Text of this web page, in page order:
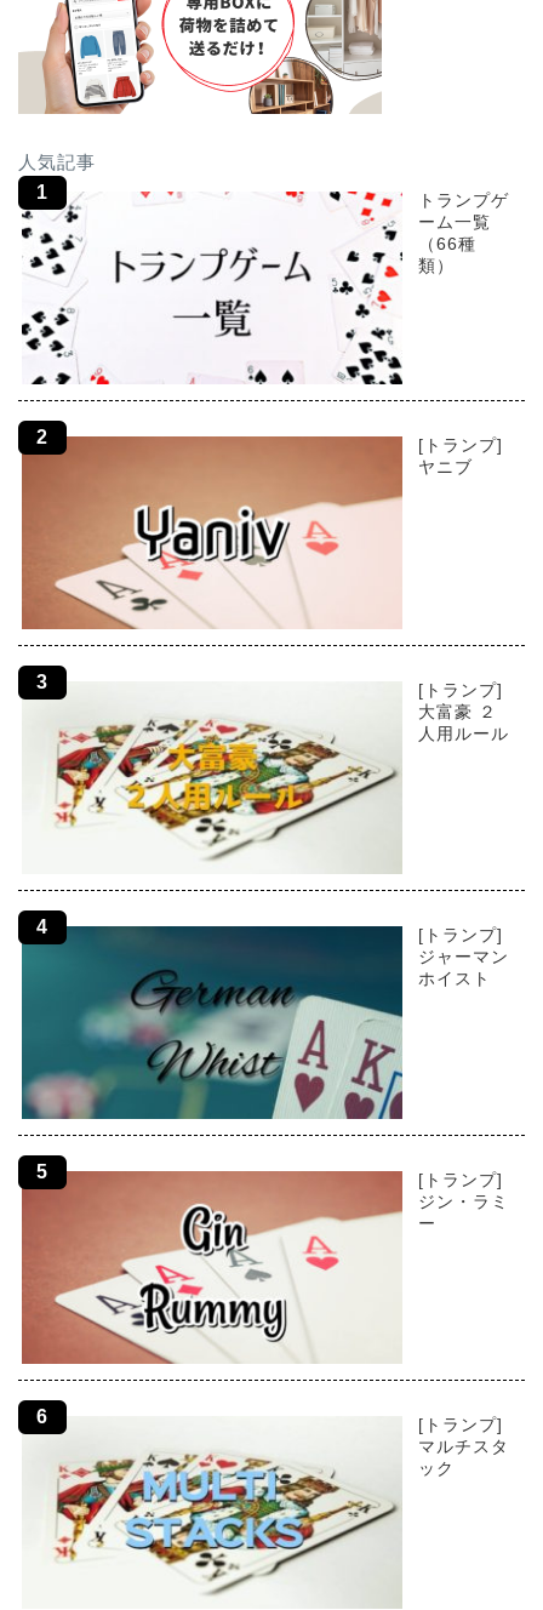
人気記事
トランプゲ
ーム一覧
（66種
類）
[トランプ]
ヤニブ
[トランプ]
大富豪 ２
人用ルール
[トランプ]
ジャーマン
ホイスト
[トランプ]
ジン・ラミ
ー
[トランプ]
マルチスタ
ック